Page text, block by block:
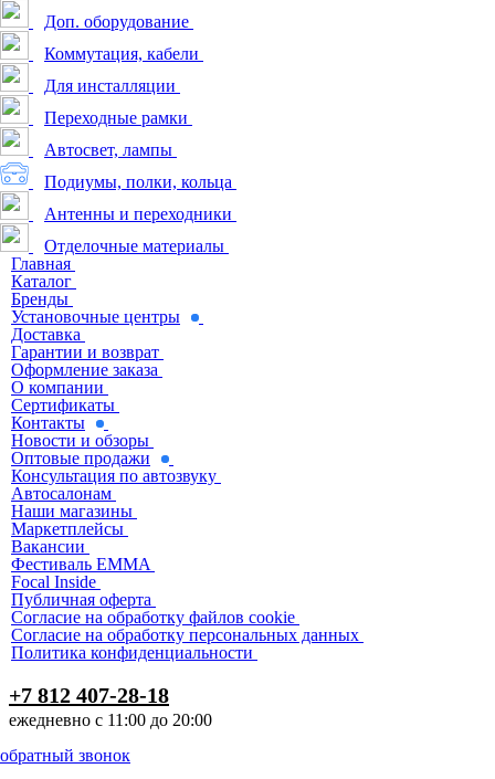
Доп. оборудование
Коммутация, кабели
Для инсталляции
Переходные рамки
Автосвет, лампы
Подиумы, полки, кольца
Антенны и переходники
Отделочные материалы
Главная
Каталог
Бренды
Установочные центры
Доставка
Гарантии и возврат
Оформление заказа
О компании
Сертификаты
Контакты
Новости и обзоры
Оптовые продажи
Консультация по автозвуку
Автосалонам
Наши магазины
Маркетплейсы
Вакансии
Фестиваль EMMA
Focal Inside
Публичная оферта
Согласие на обработку файлов cookie
Согласие на обработку персональных данных
Политика конфиденциальности
+7 812 407-28-18
ежедневно с 11:00 до 20:00
обратный звонок